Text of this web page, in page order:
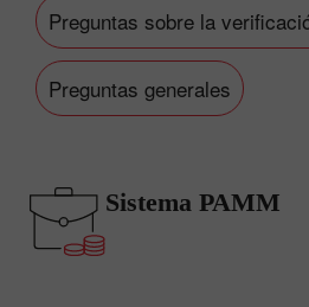
Preguntas sobre la
Preguntas generales
Sistema PAMM